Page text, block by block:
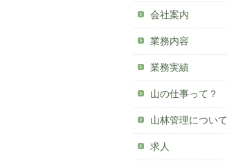
動
会社案内
業務内容
業務実績
山の仕事って？
山林管理について
求人